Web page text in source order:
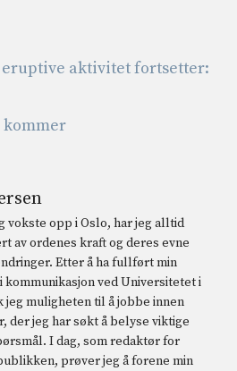
eruptive aktivitet fortsetter:
kommer
vokste opp i Oslo, har jeg alltid
av ordenes kraft og deres evne
Etter å ha fullført min
kommunikasjon ved Universitetet i
jeg muligheten til å jobbe innen
der jeg har søkt å belyse viktige
I dag, som redaktør for
prøver jeg å forene min